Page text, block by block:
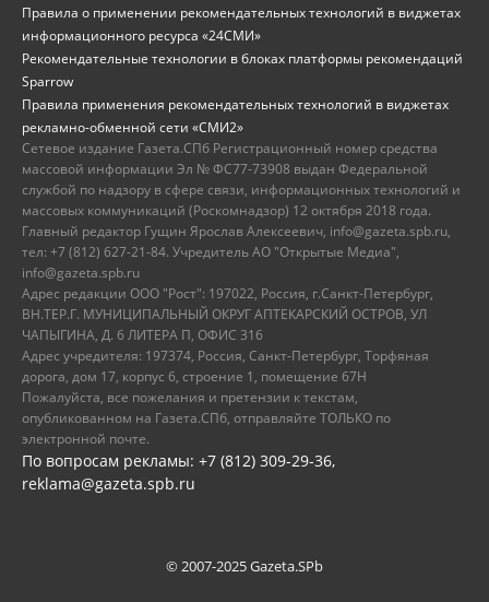
Правила о применении рекомендательных технологий в виджетах
информационного ресурса «24СМИ»
Рекомендательные технологии в блоках платформы рекомендаций
Sparrow
Правила применения рекомендательных технологий в виджетах
рекламно-обменной сети «СМИ2»
Сетевое издание Газета.СПб Регистрационный номер средства
массовой информации Эл № ФС77-73908 выдан Федеральной
службой по надзору в сфере связи, информационных технологий и
массовых коммуникаций (Роскомнадзор) 12 октября 2018 года.
Главный редактор Гущин Ярослав Алексеевич, info@gazeta.spb.ru,
тел: +7 (812) 627-21-84. Учредитель АО "Открытые Медиа",
info@gazeta.spb.ru
Адрес редакции ООО "Рост": 197022, Россия, г.Санкт-Петербург,
ВН.ТЕР.Г. МУНИЦИПАЛЬНЫЙ ОКРУГ АПТЕКАРСКИЙ ОСТРОВ, УЛ
ЧАПЫГИНА, Д. 6 ЛИТЕРА П, ОФИС 316
Адрес учредителя: 197374, Россия, Санкт-Петербург, Торфяная
дорога, дом 17, корпус 6, строение 1, помещение 67Н
Пожалуйста, все пожелания и претензии к текстам,
опубликованном на Газета.СПб, отправляйте ТОЛЬКО по
электронной почте.
По вопросам рекламы: +7 (812) 309-29-36,
reklama@gazeta.spb.ru
© 2007-2025 Gazeta.SPb